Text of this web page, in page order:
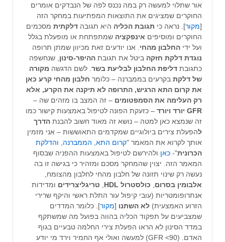
אור שתלוי למעשה רק במה נכנס לפה של הנבדקים אומרים
החוקרים שמציגים את התוצאות המפתיעות במחקר הזה
[מקור]. נראה כי תגובת הכליה היא תגובה דלקתית מסכמים
החוקרים ומוסיפים אינפקציה שמתפתחת או מופעלת בגלל
ועל ידי החלבון מהחי . אנו יודעים זאת מכיוון שמתן תרופה
נוגדת דלקת חזקה ביטל את תגובת ההיפר-סינון , שנחשפה
כתגובת דליפת החלבון לבליעת בשר . לשם הדגשה מקורה
של דלקת בקרעים בממברנה – כלומר חלבון מהחי קרע כאן
את קרום התא הרגיש, התרופה לא תיקנה את הקרע, אלא
רק העלימה את הסמפטומים – זה המצב בו מזהים שה –
GFR יורד ויורד – כזעקת הפונה לטיפול באמצעות קישור כמו
זה שנמצא כאן למטה – נושא זה מאוד חשוב להבנת הדרך
להפעלת צירים ביולוגיים שמקדמים התאוששות – אני מזמין
אותך לקרוא את המאמר "קרום התא, הממברנה, והדלקת
הכרונית"- כאן ולהירשם לטיפול באמצעות ההפניה שבסוף
המאמר הזה. יצוין שהמחקר מסכם ומזהיר כי בגישה זו בה
נעשה רק שינוי תזונה של חלבון מהחי לחלבון מהצומח,
אלבומין בסרום
כולסטרול HDL טריגליצרידים ומדידות
אנתרופומטריות (עובי קיפול עור התלת ראשי והיקף שרירי
הזרוע האמצעית) לא השתנו [מקור]. כלומר המדדים
שמצביעים על תפקוד הכליה בהווה בפועל מה שמשתקף
במדד הסינון לא הראו הפעלת צירי החלמה טבעיים בגוף
האדם. (GFR <90) למעשה ואולי אף החמיר וירד מי יודע